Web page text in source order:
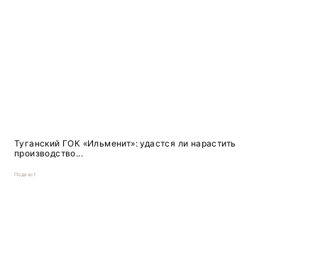
Туганский ГОК «Ильменит»: удастся ли нарастить
производство...
Подкаст